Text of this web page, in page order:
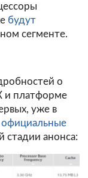
будут
сегменте.
о
и платформе
уже в
официальные
стадии анонса: